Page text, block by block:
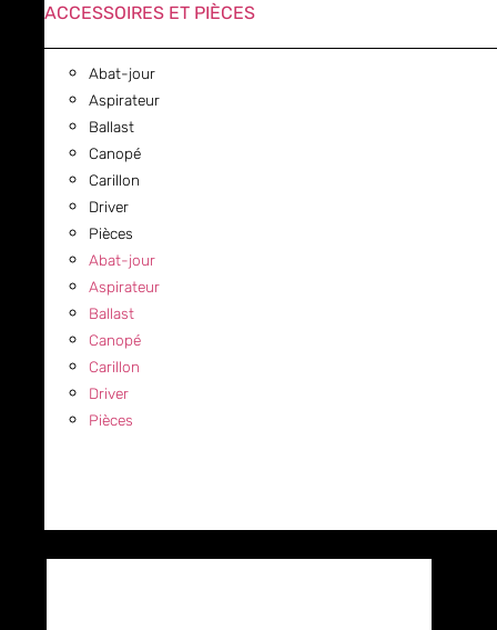
ACCESSOIRES ET PIÈCES
Abat-jour
Aspirateur
Ballast
Canopé
Carillon
Driver
Pièces
Abat-jour
Aspirateur
Ballast
Canopé
Carillon
Driver
Pièces